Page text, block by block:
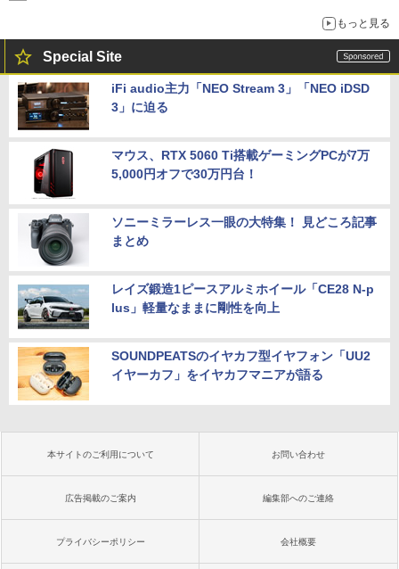
もっと見る
Special Site
iFi audio主力「NEO Stream 3」「NEO iDSD
3」に迫る
マウス、RTX 5060 Ti搭載ゲーミングPCが7万
5,000円オフで30万円台！
ソニーミラーレス一眼の大特集！ 見どころ記事
まとめ
レイズ鍛造1ピースアルミホイール「CE28 N-p
lus」軽量なままに剛性を向上
SOUNDPEATSのイヤカフ型イヤフォン「UU2
イヤーカフ」をイヤカフマニアが語る
本サイトのご利用について お問い合わせ
広告掲載のご案内 編集部へのご連絡
プライバシーポリシー 会社概要